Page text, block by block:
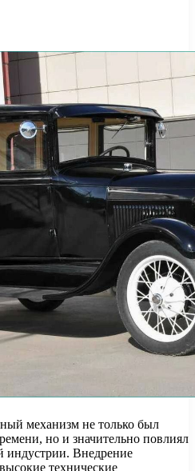
механизм не только был
но и значительно повлиял
индустрии. Внедрение
технические